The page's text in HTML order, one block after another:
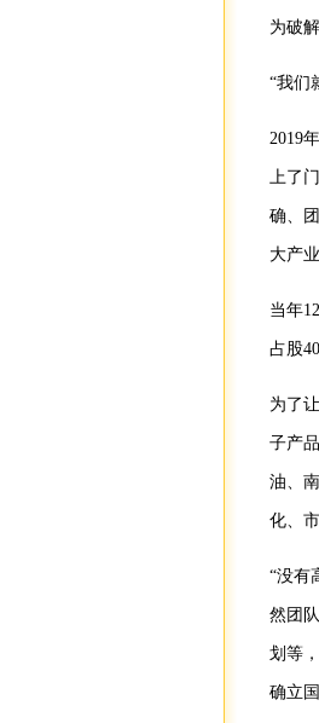
为破
“我们
2019
上了
确、
大产
当年
占股
为了
子产
油、
化、
“没有
然团
划等
确立